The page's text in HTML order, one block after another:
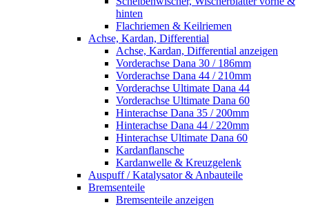
hinten
Flachriemen & Keilriemen
Achse, Kardan, Differential
Achse, Kardan, Differential anzeigen
Vorderachse Dana 30 / 186mm
Vorderachse Dana 44 / 210mm
Vorderachse Ultimate Dana 44
Vorderachse Ultimate Dana 60
Hinterachse Dana 35 / 200mm
Hinterachse Dana 44 / 220mm
Hinterachse Ultimate Dana 60
Kardanflansche
Kardanwelle & Kreuzgelenk
Auspuff / Katalysator & Anbauteile
Bremsenteile
Bremsenteile anzeigen